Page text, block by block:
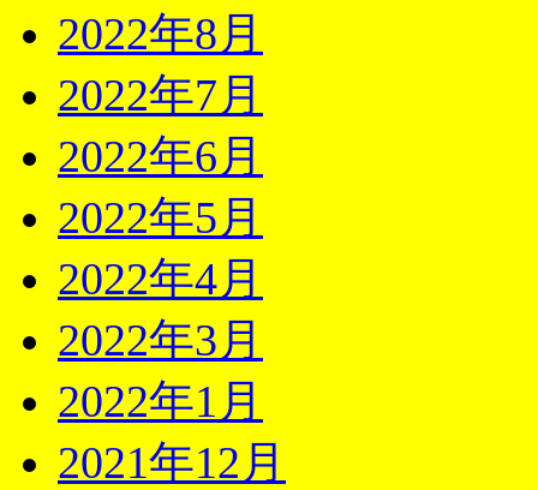
2022年8月
2022年7月
2022年6月
2022年5月
2022年4月
2022年3月
2022年1月
2021年12月